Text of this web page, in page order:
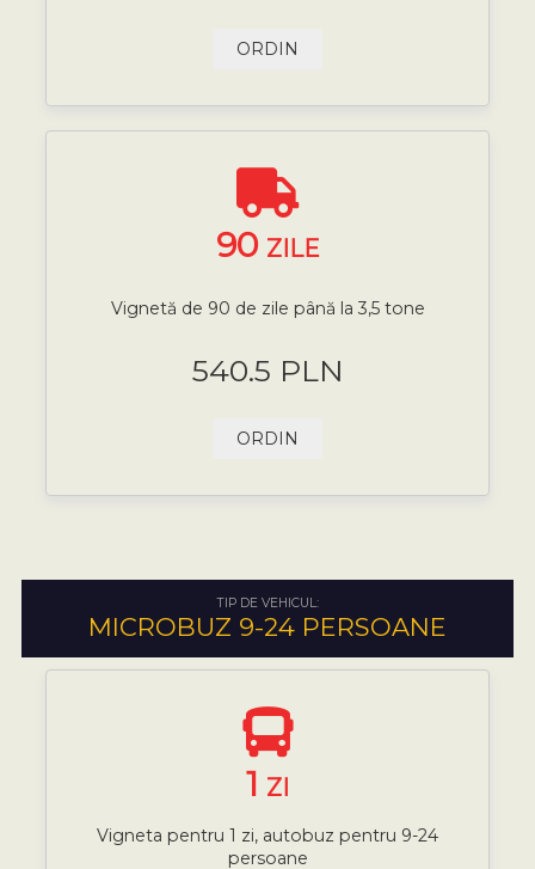
ORDIN
90 ZILE
Vignetă de 90 de zile până la 3,5 tone
540.5 PLN
ORDIN
TIP DE VEHICUL:
MICROBUZ 9-24 PERSOANE
1 ZI
Vigneta pentru 1 zi, autobuz pentru 9-24
persoane